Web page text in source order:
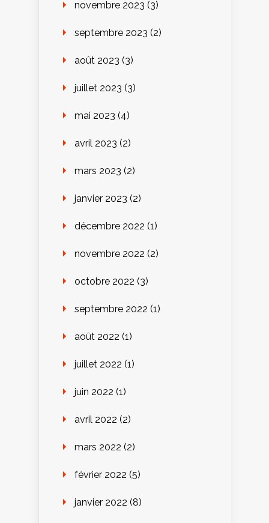
novembre 2023 (3)
septembre 2023 (2)
août 2023 (3)
juillet 2023 (3)
mai 2023 (4)
avril 2023 (2)
mars 2023 (2)
janvier 2023 (2)
décembre 2022 (1)
novembre 2022 (2)
octobre 2022 (3)
septembre 2022 (1)
août 2022 (1)
juillet 2022 (1)
juin 2022 (1)
avril 2022 (2)
mars 2022 (2)
février 2022 (5)
janvier 2022 (8)